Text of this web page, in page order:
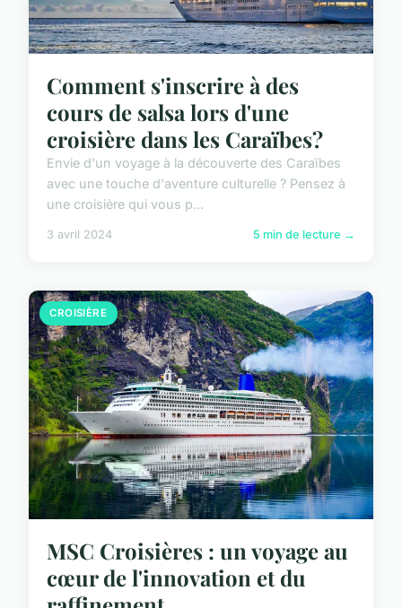
Comment s'inscrire à des
cours de salsa lors d'une
croisière dans les Caraïbes?
Envie d'un voyage à la découverte des Caraïbes
avec une touche d'aventure culturelle ? Pensez à
une croisière qui vous p...
3 avril 2024 5 min de lecture →
CROISIÈRE
MSC Croisières : un voyage au
cœur de l'innovation et du